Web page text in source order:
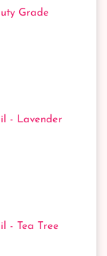
Grade
- Lavender
- Tea Tree